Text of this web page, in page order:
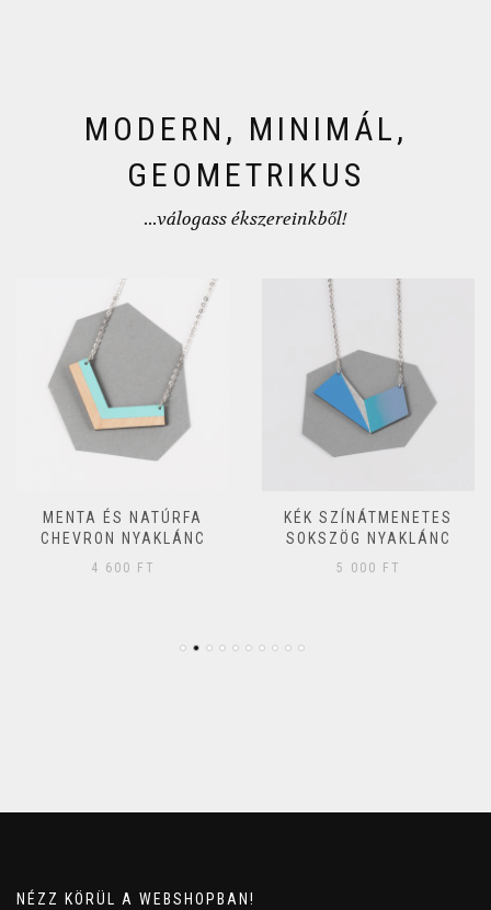
MODERN, MINIMÁL,
GEOMETRIKUS
...válogass ékszereinkből!
MENTA ÉS NATÚRFA
CHEVRON NYAKLÁNC
4 600 FT
KÉK SZÍNÁTMENETES
SOKSZÖG NYAKLÁNC
5 000 FT
NÉZZ KÖRÜL A WEBSHOPBAN!